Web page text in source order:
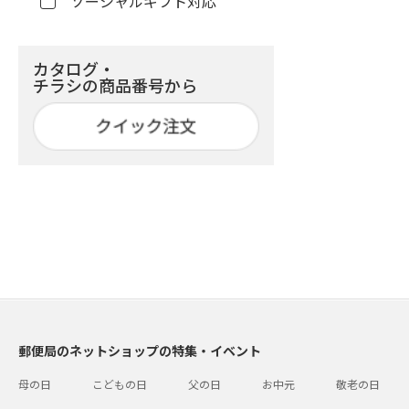
カタログ・
チラシの商品番号から
郵便局のネットショップの特集・イベント
母の日 こどもの日 父の日 お中元 敬老の日